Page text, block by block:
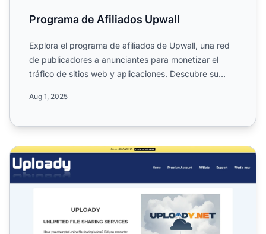
Programa de Afiliados Upwall
Explora el programa de afiliados de Upwall, una red
de publicadores a anunciantes para monetizar el
tráfico de sitios web y aplicaciones. Descubre su
Aug 1, 2025
Programa de Afiliados de Uploady